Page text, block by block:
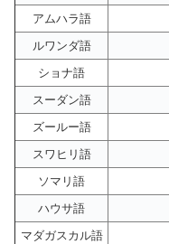
アムハラ語
ルワンダ語
ショナ語
スーダン語
ズールー語
スワヒリ語
ソマリ語
ハウサ語
マダガスカル語